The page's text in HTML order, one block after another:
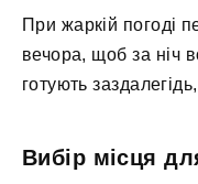
При жаркій погоді
вечора, щоб за ніч
готують
Вибір місця